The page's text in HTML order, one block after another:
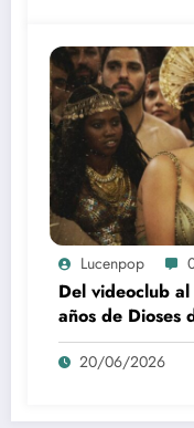
Lucenpop
Del videoclub
años de Dioses
desaparición
complejos
20/06/2026